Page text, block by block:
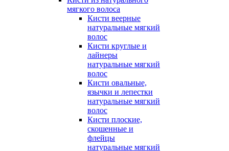
мягкого волоса
Кисти веерные
натуральные мягкий
волос
Кисти круглые и
лайнеры
натуральные мягкий
волос
Кисти овальные,
язычки и лепестки
натуральные мягкий
волос
Кисти плоские,
скошенные и
флейцы
натуральные мягкий